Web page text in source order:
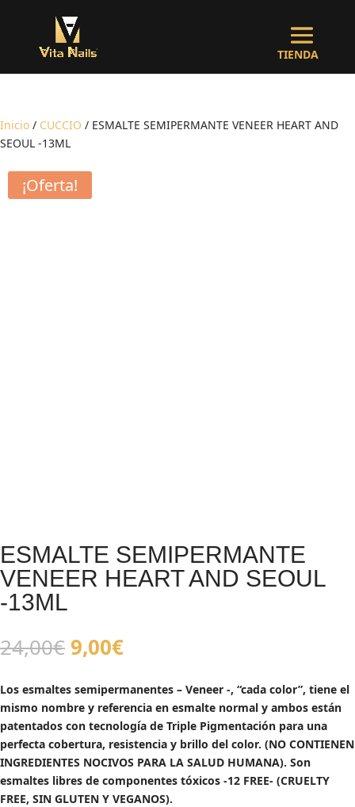
Inicio / CUCCIO / ESMALTE SEMIPERMANTE VENEER HEART AND
SEOUL -13ML
¡Oferta!
ESMALTE SEMIPERMANTE
VENEER HEART AND SEOUL
-13ML
24,00€El
precio
original
era:
24,00€.
9,00€El
actual
es:
9,00€.
Los esmaltes semipermanentes – Veneer -, “cada color”, tiene el
mismo nombre y referencia en esmalte normal y ambos están
patentados con tecnología de Triple Pigmentación para una
perfecta cobertura, resistencia y brillo del color. (NO CONTIENEN
INGREDIENTES NOCIVOS PARA LA SALUD HUMANA). Son
esmaltes libres de componentes tóxicos -12 FREE- (CRUELTY
FREE, SIN GLUTEN Y VEGANOS).